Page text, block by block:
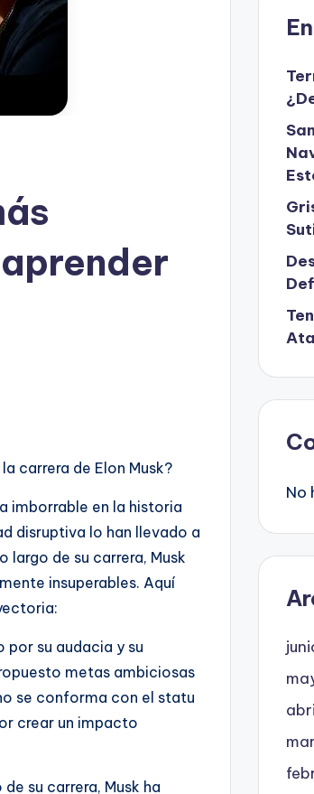
carrera de Elon Musk?
imborrable en la historia
disruptiva lo han llevado a
largo de su carrera, Musk
insuperables. Aquí
por su audacia y su
metas ambiciosas
se conforma con el statu
crear un impacto
su carrera, Musk ha
No